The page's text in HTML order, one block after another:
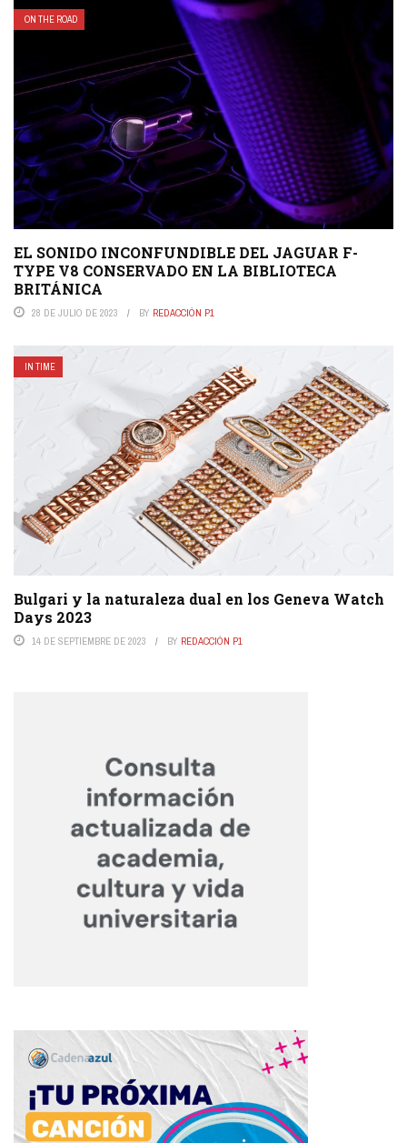
ON THE ROAD
EL SONIDO INCONFUNDIBLE DEL JAGUAR F-
TYPE V8 CONSERVADO EN LA BIBLIOTECA
BRITÁNICA
28 DE JULIO DE 2023 BY REDACCIÓN P1
IN TIME
Bulgari y la naturaleza dual en los Geneva Watch
Days 2023
14 DE SEPTIEMBRE DE 2023 BY REDACCIÓN P1